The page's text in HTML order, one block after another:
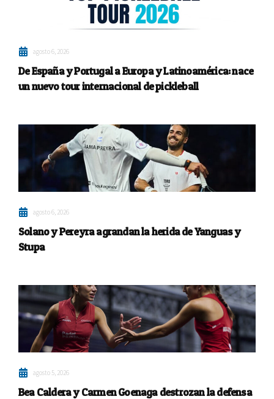
agosto 6, 2026
De España y Portugal a Europa y Latinoamérica: nace
un nuevo tour internacional de pickleball
agosto 6, 2026
Solano y Pereyra agrandan la herida de Yanguas y
Stupa
agosto 5, 2026
Bea Caldera y Carmen Goenaga destrozan la defensa